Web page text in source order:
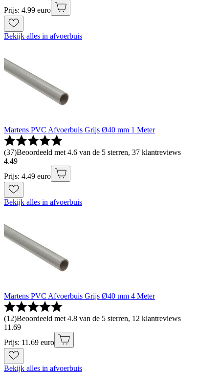
Prijs: 4.99 euro
Bekijk alles in afvoerbuis
Martens PVC Afvoerbuis Grijs Ø40 mm 1 Meter
(37)Beoordeeld met 4.6 van de 5 sterren, 37 klantreviews
4.49
Prijs: 4.49 euro
Bekijk alles in afvoerbuis
Martens PVC Afvoerbuis Grijs Ø40 mm 4 Meter
(12)Beoordeeld met 4.8 van de 5 sterren, 12 klantreviews
11 .69
Prijs: 11.69 euro
Bekijk alles in afvoerbuis